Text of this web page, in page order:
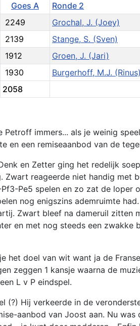
Goes A
Ronde 2
2249 Grochal, J. (Joey)
2139 Stange, S. (Sven)
1912 Groen, J. (Jari)
1930 Burgerhoff, M.J. (Rinus)
2058
immers... als je weinig
en een remiseaanbod van de
en Zetter ging het redelijk
reageerde niet handig met
Pe5 spelen en zo zat de loper
nog enigszins ademruimte
Zwart bleef na dameruil zitten
en met nog steeds een zwakke
het doel van wit want ja de
zeggen 1 kansje waarna de
L v P eindspel.
(?) Hij verkeerde in de
aanbod van Joost aan. Nu